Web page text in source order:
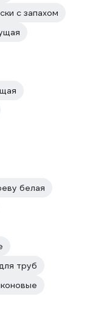
с запахом
белая
труб